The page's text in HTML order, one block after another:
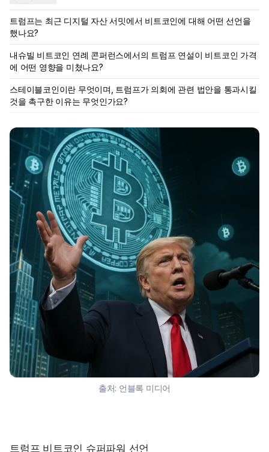
트럼프는 최근 디지털 자산 서밋에서 비트코인에 대해 어떤 선언을
했나요?
내슈빌 비트코인 연례 콘퍼런스에서의 트럼프 연설이 비트코인 가격
에 어떤 영향을 미쳤나요?
스테이블코인이란 무엇이며, 트럼프가 의회에 관련 법안을 통과시킬
것을 촉구한 이유는 무엇인가요?
출처: 언블록 미디어
트럼프 비트코인 슈퍼파워 선언